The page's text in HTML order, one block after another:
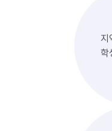
지
학